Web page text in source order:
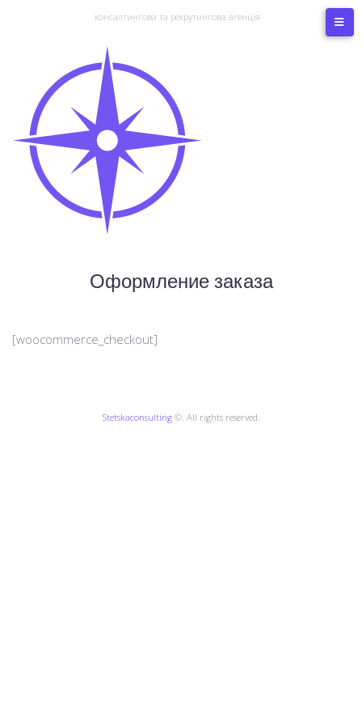
консалтингова та рекрутингова агенція
Оформление заказа
[woocommerce_checkout]
Stetskaconsulting©. All rights reserved.